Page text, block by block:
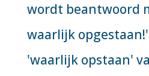
wordt beantwoord
waarlijk
'waarlijk opstaan'